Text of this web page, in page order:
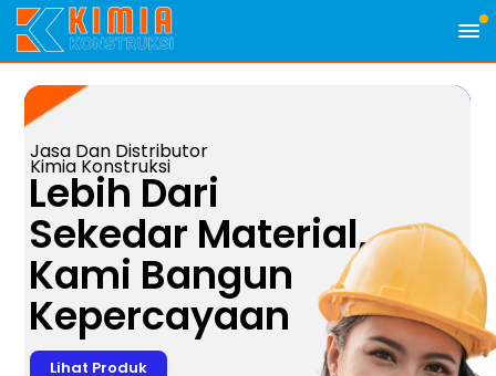
Lihat Produk
Lebih Dari
Sekedar Material,
Kami Bangun
Kepercayaan
Jasa Dan Distributor
Kimia Konstruksi